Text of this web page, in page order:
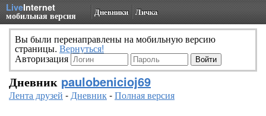
LiveInternet
мобильная версия Дневники Личка
Вы были перенаправлены на мобильную версию
страницы. Вернуться!
Авторизация
Дневник paulobenicioj69
Лента друзей -Дневник-Полная версия